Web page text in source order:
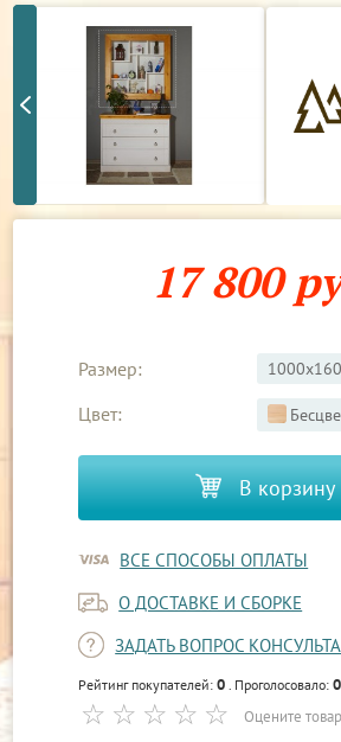
17 800
Размер:
Цвет:
В корзину
ВСЕ СПОСОБЫ ОПЛАТЫ
О ДОСТАВКЕ И СБОРКЕ
ЗАДАТЬ ВОПРОС
Рейтинг покупателей:0 . Проголосовало:0
Оцените товар